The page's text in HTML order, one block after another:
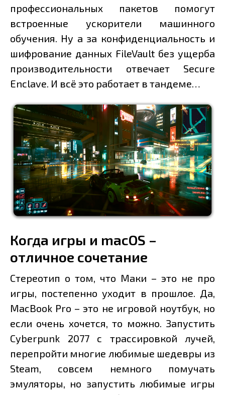
профессиональных пакетов помогут
встроенные ускорители машинного
обучения. Ну а за конфиденциальность и
шифрование данных FileVault без ущерба
производительности отвечает Secure
Enclave. И всё это работает в тандеме…
Когда игры и macOS –
отличное сочетание
Стереотип о том, что Маки – это не про
игры, постепенно уходит в прошлое. Да,
MacBook Pro – это не игровой ноутбук, но
если очень хочется, то можно. Запустить
Cyberpunk 2077 с трассировкой лучей,
перепройти многие любимые шедевры из
Steam, совсем немного помучать
эмуляторы, но запустить любимые игры